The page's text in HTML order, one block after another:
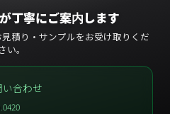
丁寧にご案内します
積り・サンプルをお受け取りくだ
い。
い合わせ